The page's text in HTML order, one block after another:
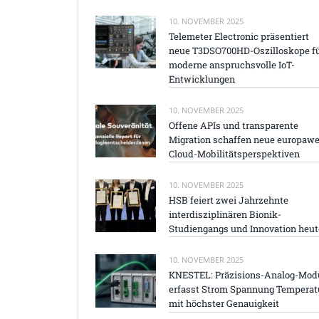
10. NOVEMBER 2025
Telemeter Electronic präsentiert
neue T3DSO700HD-Oszilloskope
moderne anspruchsvolle IoT-
Entwicklungen
10. NOVEMBER 2025
Offene APIs und transparente
Migration schaffen neue
Cloud-Mobilitätsperspektiven
10. NOVEMBER 2025
HSB feiert zwei Jahrzehnte
interdisziplinären Bionik-
Studiengangs und Innovation
10. NOVEMBER 2025
KNESTEL: Präzisions-Analog-
erfasst Strom Spannung
mit höchster Genauigkeit